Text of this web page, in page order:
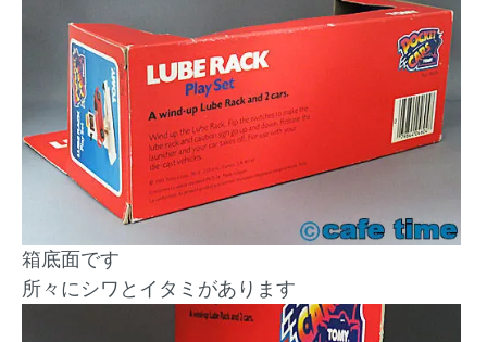
箱底面です
所々にシワとイタミがあります